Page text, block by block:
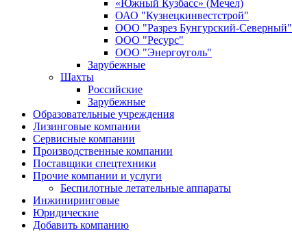
«Южный Кузбасс» (Мечел)
ОАО "Кузнецкинвестстрой"
ООО "Разрез Бунгурский-Северный"
ООО "Ресурс"
ООО "Энергоуголь"
Зарубежные
Шахты
Российские
Зарубежные
Образовательные учреждения
Лизинговые компании
Сервисные компании
Производственные компании
Поставщики спецтехники
Прочие компании и услуги
Беспилотные летательные аппараты
Инжиниринговые
Юридические
Добавить компанию